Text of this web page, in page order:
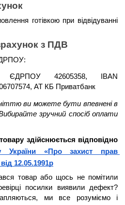
готівкою при відвідуванні
з ПДВ
42605358, IBAN
АТ КБ Приватбанк
ви можете бути впевнені в
зручний спосіб оплати
здійснюється відповідно
України «Про захист прав
12.05.1991р
товар або щось не помітили
посилки виявили дефект?
ми все розуміємо і